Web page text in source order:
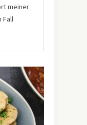
meiner
Fall